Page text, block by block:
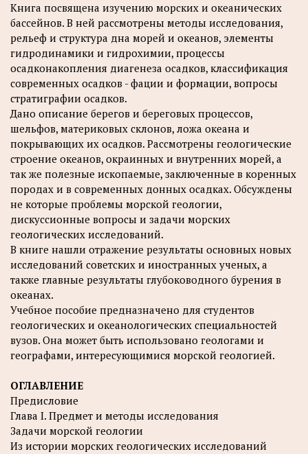
Книга посвящена изучению морских и океанических
бассейнов. В ней рассмотрены методы исследования,
рельеф и структура дна морей и океанов, элементы
гидродинамики и гидрохимии, процессы
осадконакопления диагенеза осадков, классификация
современных осадков - фации и формации, вопросы
стратиграфии осадков.
Дано описание берегов и береговых процессов,
шельфов, материковых склонов, ложа океана и
покрывающих их осадков. Рассмотрены геологические
строение океанов, окраинных и внутренних морей, а
так же полезные ископаемые, заключенные в коренных
породах и в современных донных осадках. Обсуждены
не которые проблемы морской геологии,
дискуссионные вопросы и задачи морских
геологических исследований.
В книге нашли отражение результаты основных новых
исследований советских и иностранных ученых, а
также главные результаты глубоководного бурения в
океанах.
Учебное пособие предназначено для студентов
геологических и океанологических специальностей
вузов. Она может быть использовано геологами и
географами, интересующимися морской геологией.
ОГЛАВЛЕНИЕ
Предисловие
Глава I. Предмет и методы исследования
Задачи морской геологии
Из истории морских геологических исследований